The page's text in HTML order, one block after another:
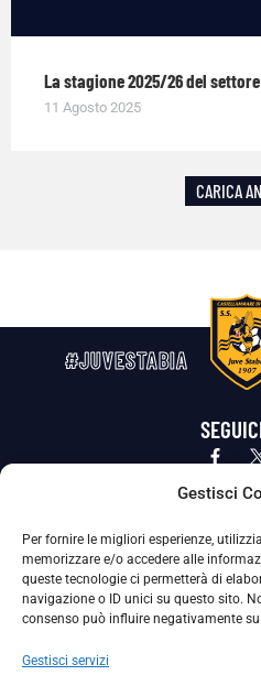
Gestisci
Per fornire le migliori esperienze,
memorizzare e/o accedere alle
queste tecnologie ci permetterà di
navigazione o ID unici su questo sito.
consenso può influire negativamente
Gestisci servizi
La stagione 2025/26 del
11 Agosto 2025
CARICA
#JUVESTABIA
Privacy Policy Cookie
La Società ha nominato il Responsabile della Protezione dei Dati
adottate dalla nostra Società per
Per contattare il DPO